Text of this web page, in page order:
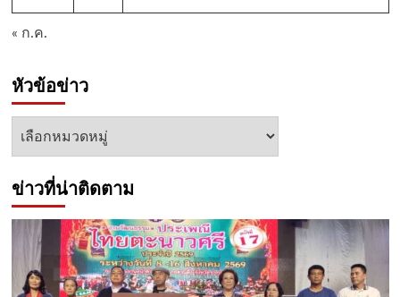
« ก.ค.
หัวข้อข่าว
หัวข้อ
ข่าวที่น่าติดตาม